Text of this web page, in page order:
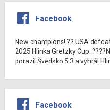
Facebook
New champions! ?? USA
2025 Hlinka Gretzky Cup.
porazil Švédsko 5:3 a vyhrál
Facebook